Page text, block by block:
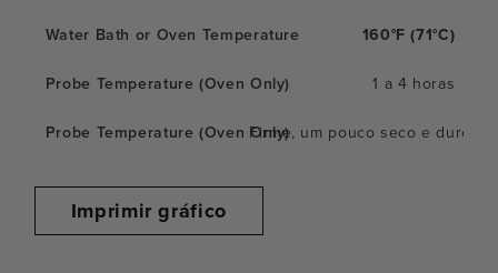
160°F (71°C)
1 a 4 horas
Firme, um pouco seco e duro,
Imprimir gráfico